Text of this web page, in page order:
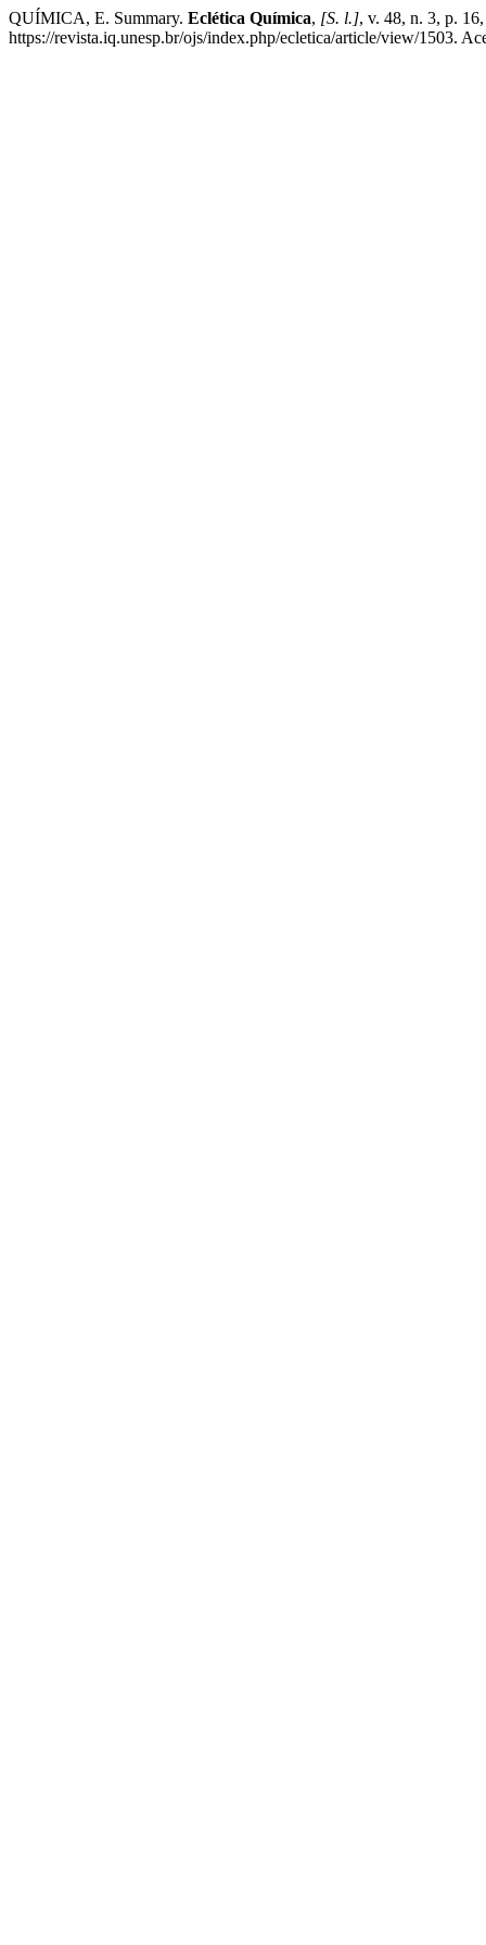
QUÍMICA, E. Summary. Eclética Química, [S. l.], v. 48, n. 3, p.
https://revista.iq.unesp.br/ojs/index.php/ecletica/article/view/1503.